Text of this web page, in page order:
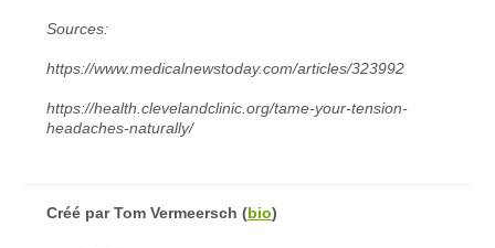
Sources:
https://www.medicalnewstoday.com/articles/323992
https://health.clevelandclinic.org/tame-your-tension-
headaches-naturally/
Créé parTom Vermeersch (bio)